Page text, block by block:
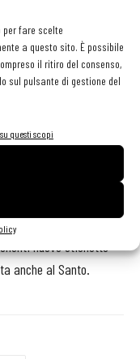
per fare scelte
a questo sito. È possibile
il ritiro del consenso,
sul pulsante di gestione del
questi scopi
rivolgiamo agli
in menù, ad esempio,
viareggina, il
accompagnato da un
Quindici le
oltre 120 in cantina,
il resto dell’Italia,
particolare è rivolta
nuove etichette
anche al Santo.